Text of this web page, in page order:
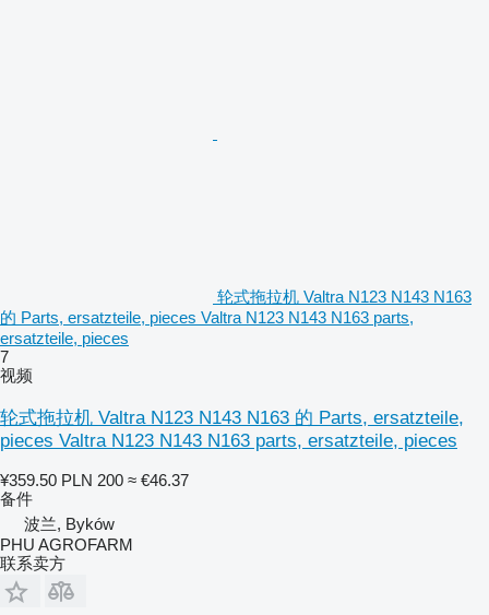
轮式拖拉机 Valtra N123 N143 N163
的 Parts, ersatzteile, pieces Valtra N123 N143 N163 parts,
ersatzteile, pieces
7
视频
轮式拖拉机 Valtra N123 N143 N163 的 Parts, ersatzteile,
pieces Valtra N123 N143 N163 parts, ersatzteile, pieces
¥359.50 PLN 200 ≈ €46.37
备件
波兰, Byków
PHU AGROFARM
联系卖方